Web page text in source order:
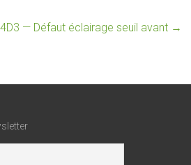
4D3 — Défaut éclairage seuil avant →